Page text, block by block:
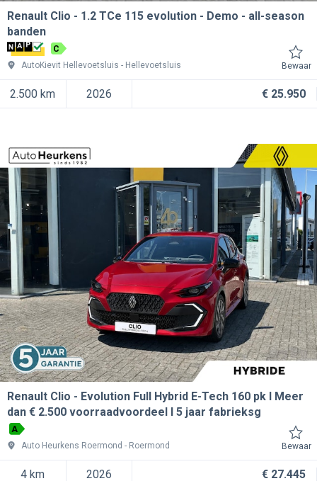
Renault Clio
1.2 TCe 115 evolution - Demo - all-season
banden
C
AutoKievit Hellevoetsluis
Hellevoetsluis Bewaar
2.500 km 2026 € 25.950
Renault Clio
Evolution Full Hybrid E-Tech 160 pk l Meer
dan € 2.500 voorraadvoordeel l 5 jaar fabrieksg
A
Auto Heurkens Roermond
Roermond Bewaar
4 km 2026 € 27.445